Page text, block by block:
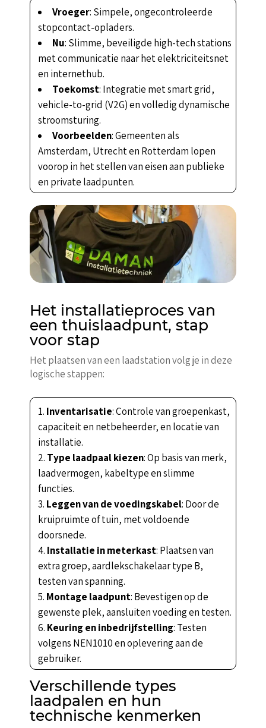
Vroeger: Simpele, ongecontroleerde
stopcontact-opladers.
Nu: Slimme, beveiligde high-tech stations
met communicatie naar het elektriciteitsnet
en internethub.
Toekomst: Integratie met smart grid,
vehicle-to-grid (V2G) en volledig dynamische
stroomsturing.
Voorbeelden: Gemeenten als
Amsterdam, Utrecht en Rotterdam lopen
voorop in het stellen van eisen aan publieke
en private laadpunten.
Het installatieproces van
een thuislaadpunt, stap
voor stap
Het plaatsen van een laadstation volg je in deze
logische stappen:
Inventarisatie: Controle van groepenkast,
capaciteit en netbeheerder, en locatie van
installatie.
Type laadpaal kiezen: Op basis van merk,
laadvermogen, kabeltype en slimme
functies.
Leggen van de voedingskabel: Door de
kruipruimte of tuin, met voldoende
doorsnede.
Installatie in meterkast: Plaatsen van
extra groep, aardlekschakelaar type B,
testen van spanning.
Montage laadpunt: Bevestigen op de
gewenste plek, aansluiten voeding en testen.
Keuring en inbedrijfstelling: Testen
volgens NEN1010 en oplevering aan de
gebruiker.
Verschillende types
laadpalen en hun
technische kenmerken